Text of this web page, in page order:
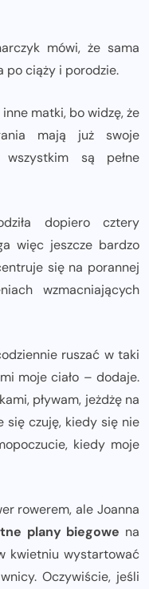
mówi, że sama
po ciąży i porodzie.
matki, bo widzę, że
mają już swoje
są pełne
dopiero cztery
więc jeszcze bardzo
się na porannej
wzmacniających
ruszać w taki
moje ciało – dodaje.
pływam, jeżdżę na
się czuję, kiedy się nie
kiedy moje
rowerem, ale Joanna
plany biegowe na
kwietniu wystartować
Oczywiście, jeśli